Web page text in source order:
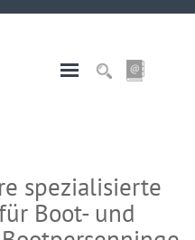
spezialisierte
Boot- und